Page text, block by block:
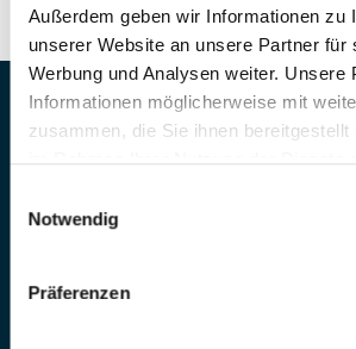
Außerdem geben wir Informationen zu
unserer Website an unsere Partner für
Werbung und Analysen weiter. Unsere
Informationen möglicherweise mit
zusammen, die Sie ihnen bereitgestellt
Notwendig
Präferenzen
MS Sports AG • Sonnenrain 3b •